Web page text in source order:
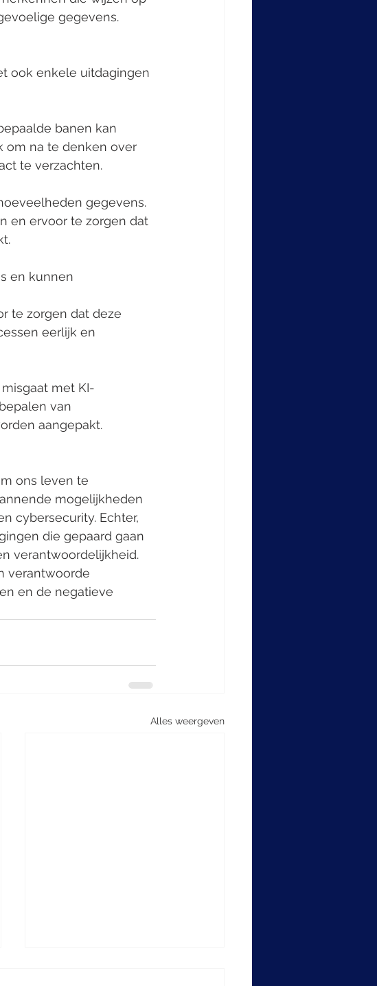
gegevens.
ook enkele uitdagingen
banen kan
om na te denken over
te verzachten.
gegevens.
en ervoor te zorgen dat
en kunnen
eerlijk en
met KI-
van
aangepakt.
ons leven te
mogelijkheden
cybersecurity. Echter,
die gepaard gaan
verantwoordelijkheid.
verantwoorde
en de negatieve
Alles weergeven